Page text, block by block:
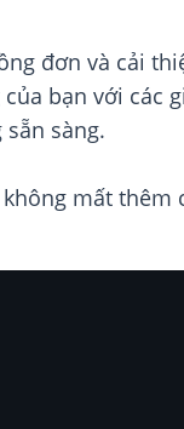
đơn và cải
bạn với các
sàng.
không mất